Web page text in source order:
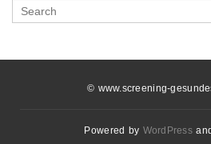
Search
for
© www.screening-
Powered by WordPress and